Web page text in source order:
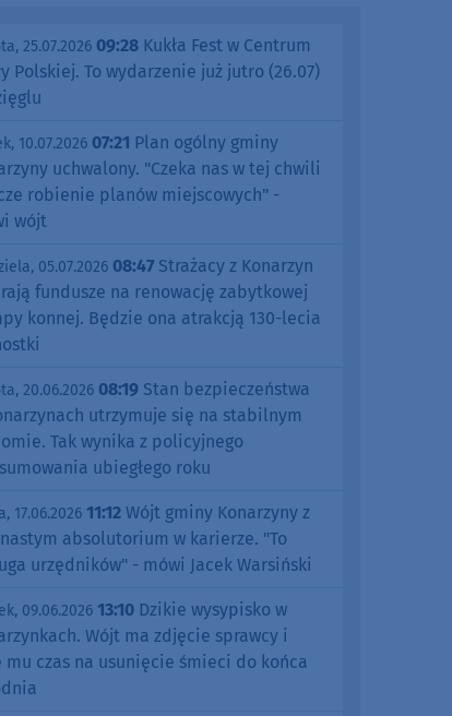
25.07.2026 09:28 Kukła Fest w Centrum
Polskiej. To wydarzenie już jutro (26.07)
10.07.2026 07:21 Plan ogólny gminy
uchwalony. "Czeka nas w tej chwili
robienie planów miejscowych" -
wójt
05.07.2026 08:47 Strażacy z Konarzyn
fundusze na renowację zabytkowej
konnej. Będzie ona atrakcją 130-lecia
20.06.2026 08:19 Stan bezpieczeństwa
utrzymuje się na stabilnym
Tak wynika z policyjnego
ubiegłego roku
17.06.2026 11:12 Wójt gminy Konarzyny z
absolutorium w karierze. "To
urzędników" - mówi Jacek Warsiński
09.06.2026 13:10 Dzikie wysypisko w
Wójt ma zdjęcie sprawcy i
mu czas na usunięcie śmieci do końca